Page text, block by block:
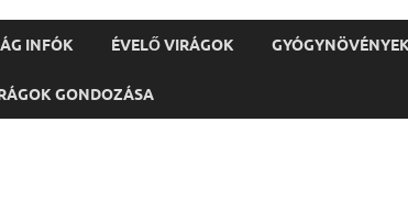
INFÓK ÉVELŐ VIRÁGOK GYÓGYNÖVÉNYEK
GONDOZÁSA